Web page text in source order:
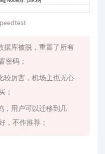
据库被脱，重置了所有
密码；
较厉害，机场主也无心
；
，用户可以迁移到几
，不作推荐；